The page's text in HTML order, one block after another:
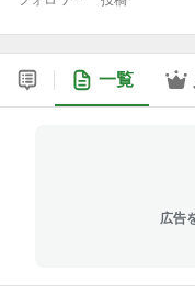
一覧
広告